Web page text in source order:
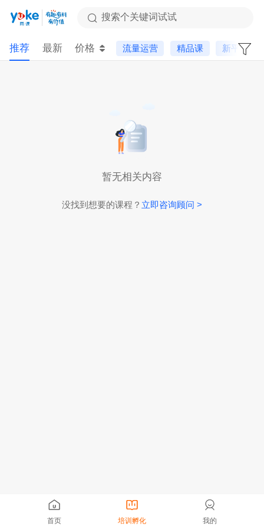
搜索个关键词试试
推荐 最新 价格 流量运营 精品课 新平台
暂无相关内容
没找到想要的课程？ 立即咨询顾问 >
首页 培训孵化 我的